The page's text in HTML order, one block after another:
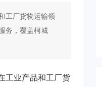
工厂货物运输领
务，覆盖柯城
工业产品和工厂货